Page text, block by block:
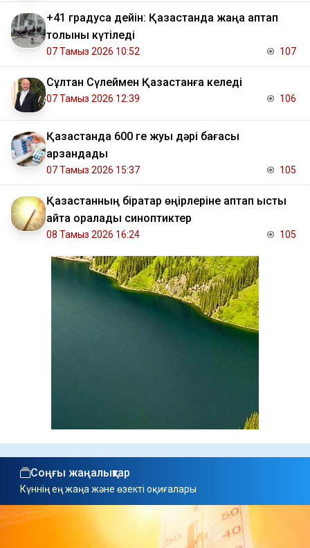
+41 градусқа дейін: Қазақстанда жаңа аптап
толқыны күтіледі
07 Тамыз 2026 10:52 107
Сұлтан Сүлеймен Қазақстанға келеді
07 Тамыз 2026 12:39 106
Қазақстанда 600 ге жуық дәрі бағасы
арзандады
07 Тамыз 2026 15:37 105
Қазақстанның бірқатар өңірлеріне аптап ыстық
қайта оралады синоптиктер
08 Тамыз 2026 16:24 105
Соңғы жаңалықтар
Күннің ең жаңа және өзекті оқиғалары